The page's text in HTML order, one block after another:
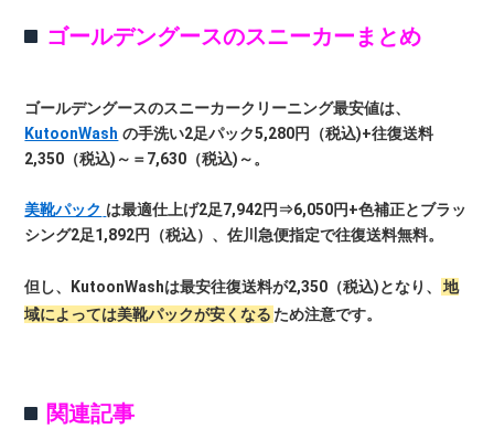
ゴールデングースのスニーカーまとめ
ゴールデングースのスニーカークリーニング最安値は、
KutoonWash の手洗い2足パック5,280円（税込)+往復送料
2,350（税込)～＝7,630（税込)～。
美靴パック は最適仕上げ2足7,942円⇒6,050円+色補正とブラッ
シング2足1,892円（税込）、佐川急便指定で往復送料無料。
但し、KutoonWashは最安往復送料が2,350（税込)となり、
地
域によっては美靴パックが安くなる ため注意です。
関連記事